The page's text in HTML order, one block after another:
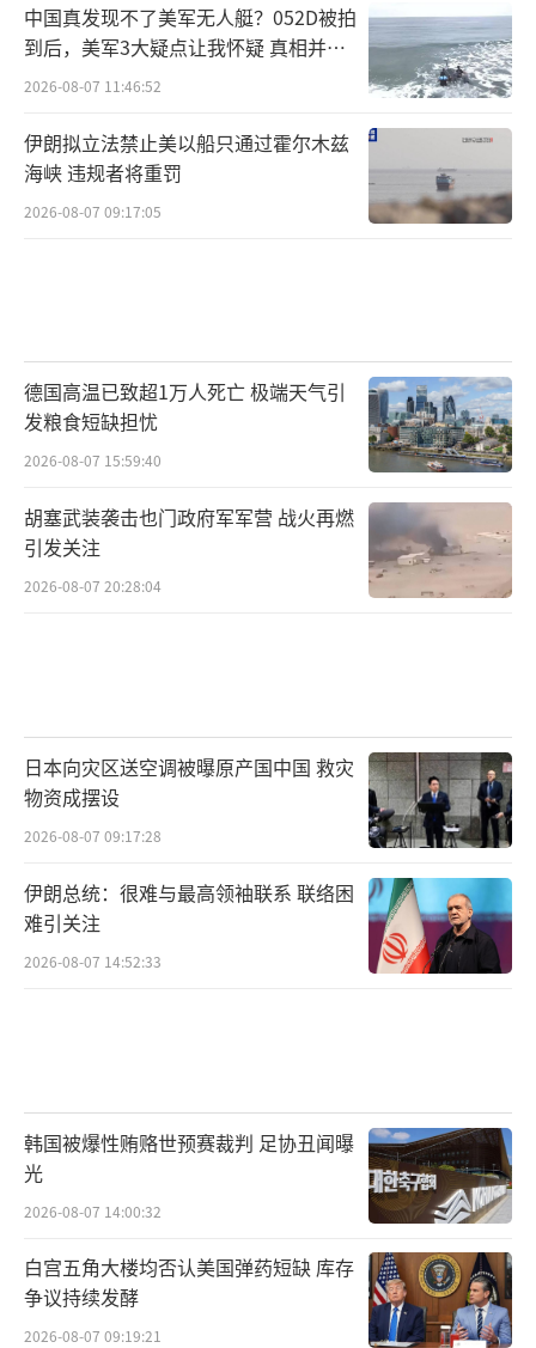
中国真发现不了美军无人艇？052D被拍
到后，美军3大疑点让我怀疑 真相并非
如此
2026-08-07 11:46:52
伊朗拟立法禁止美以船只通过霍尔木兹
海峡 违规者将重罚
2026-08-07 09:17:05
德国高温已致超1万人死亡 极端天气引
发粮食短缺担忧
2026-08-07 15:59:40
胡塞武装袭击也门政府军军营 战火再燃
引发关注
2026-08-07 20:28:04
日本向灾区送空调被曝原产国中国 救灾
物资成摆设
2026-08-07 09:17:28
伊朗总统：很难与最高领袖联系 联络困
难引关注
2026-08-07 14:52:33
韩国被爆性贿赂世预赛裁判 足协丑闻曝
光
2026-08-07 14:00:32
白宫五角大楼均否认美国弹药短缺 库存
争议持续发酵
2026-08-07 09:19:21